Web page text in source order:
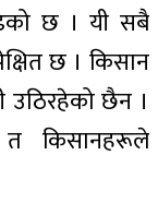
छ । यी सबै
छ । किसान
छैन ।
किसानहरूले